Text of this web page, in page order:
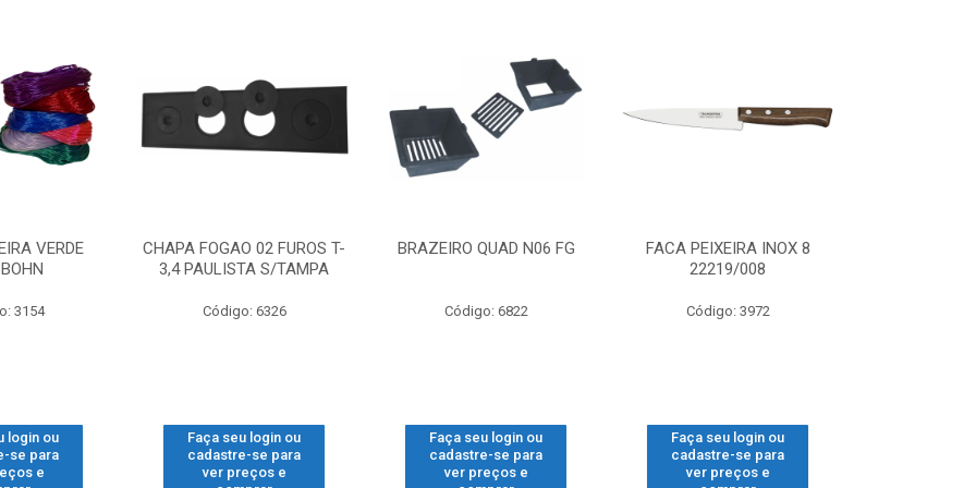
VERDE
3154
login ou
se para
e
CHAPA FOGAO 02 FUROS T-
3,4 PAULISTA S/TAMPA
Código: 6326
Faça seu login ou
cadastre-se para
ver preços e
BRAZEIRO QUAD N06 FG
Código: 6822
Faça seu login ou
cadastre-se para
ver preços e
FACA PEIXEIRA INOX 8
22219/008
Código: 3972
Faça seu login ou
cadastre-se para
ver preços e